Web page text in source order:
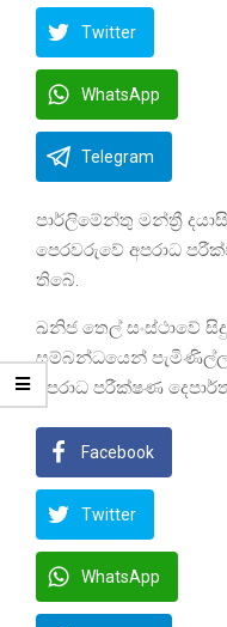
Twitter
WhatsApp
Telegram
පාර්ලිමේන්තු මන්ත්‍රී
පෙරවරුවේ අපරාධ
තිබේ.
ඛනිජ තෙල් සංස්ථාවේ
සම්බන්ධයෙන්
අපරාධ පරීක්ෂණ
Facebook
Twitter
WhatsApp